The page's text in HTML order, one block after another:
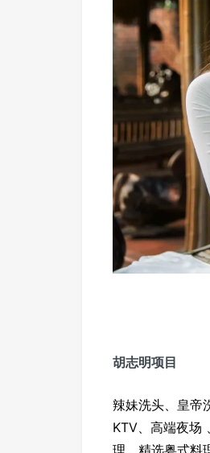
胡志明项目
辣妹洗头、皇帝
KTV、高端夜场
理、精选粤式料